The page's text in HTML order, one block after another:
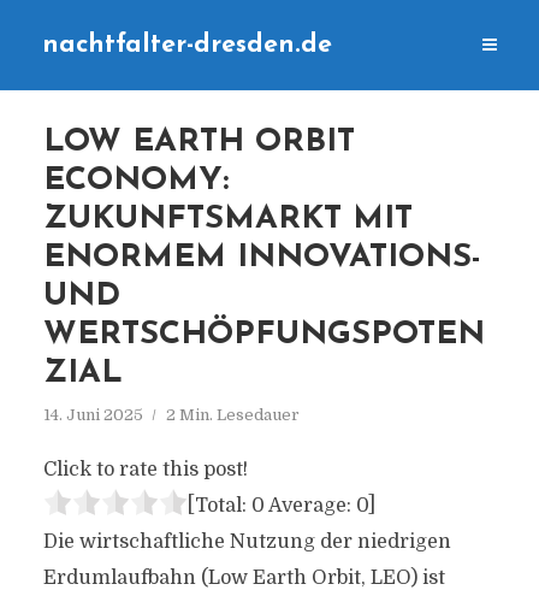
nachtfalter-dresden.de
LOW EARTH ORBIT
ECONOMY:
ZUKUNFTSMARKT MIT
ENORMEM INNOVATIONS-
UND
WERTSCHÖPFUNGSPOTEN
ZIAL
14. Juni 2025 2 Min. Lesedauer
Click to rate this post!
[Total: 0 Average: 0]
Die wirtschaftliche Nutzung der niedrigen
Erdumlaufbahn (Low Earth Orbit, LEO) ist